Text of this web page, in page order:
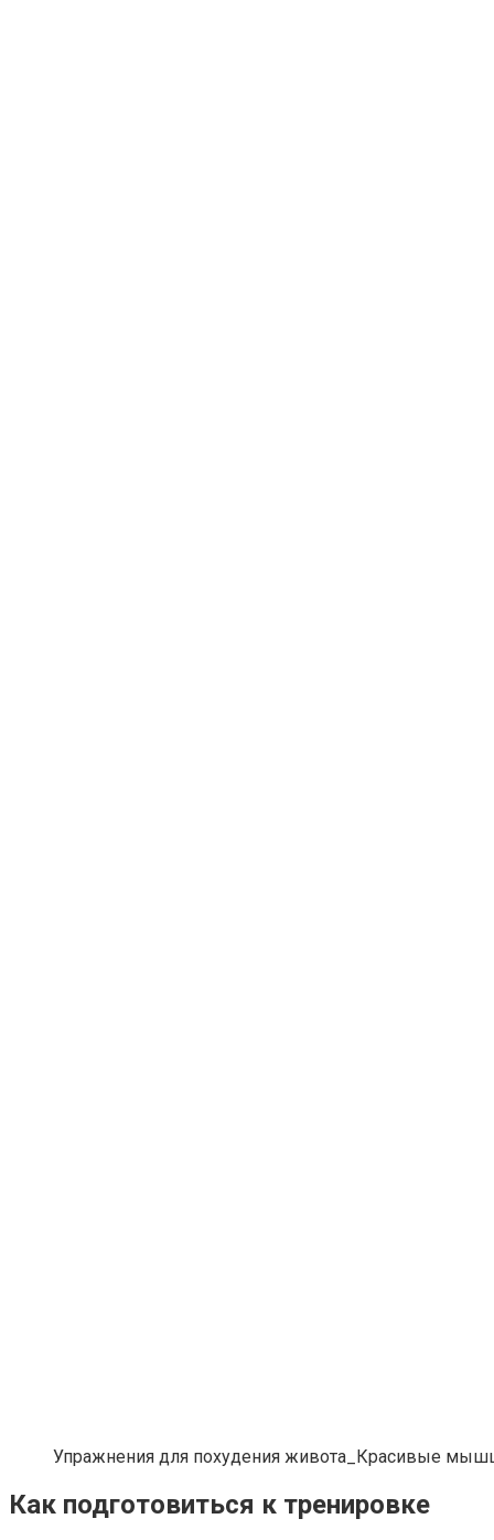
Упражнения для похудения живота_Красивые
Как подготовиться к тренировке
Этот танец невесты оставит вас без слов!